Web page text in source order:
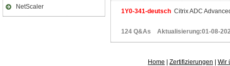
NetScaler
1Y0-341-deutsch Citrix ADC
124 Q&As Aktualisierung:01-08-
Home Zertifizierungen Wir